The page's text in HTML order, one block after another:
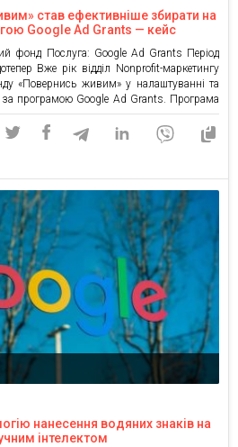
став ефективніше збирати на
Google Ad Grants — кейс
фонд Послуга: Google Ad Grants Період
Вже рік відділ Nonprofit-маркетингу
«Повернись живим» у налаштуванні та
за програмою Google Ad Grants. Програма
неприбутковим організаціям
в Google без витрат на рекламний бюджет
нанесення водяних знаків на
інтелектом